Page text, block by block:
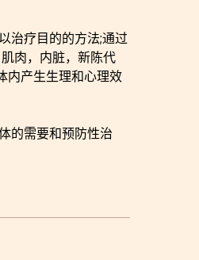
治疗目的的方法;通过
肉，内脏，新陈代
内产生生理和心理效
的需要和预防性治